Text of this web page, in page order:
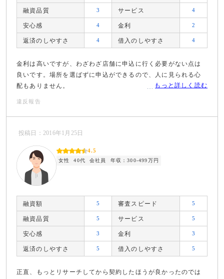
融資品質 3 サービス 4
安心感 4 金利 2
返済のしやすさ 4 借入のしやすさ 4
金利は高いですが、わざわざ店舗に申込に行く必要がない点は
良いです。場所を選ばずに申込ができるので、人に見られる心
配もありません。
もっと詳しく読む
違反報告
投稿日：2016年1月25日
4.5
女性 40代 会社員 年収：300-499万円
融資額 5 審査スピード 5
融資品質 5 サービス 5
安心感 3 金利 3
返済のしやすさ 5 借入のしやすさ 5
正直、もっとリサーチしてから契約したほうが良かったのでは